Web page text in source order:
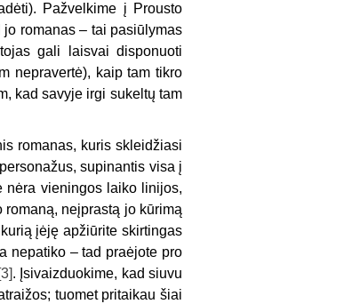
Pažvelkime į Prousto
romanas – tai pasiūlymas
gali laisvai disponuoti
nepravertė), kaip tam tikro
kad savyje irgi sukeltų tam
romanas, kuris skleidžiasi
supinantis visa į
nėra vieningos laiko linijos,
neįprastą jo kūrimą
įėję apžiūrite skirtingas
nepatiko – tad praėjote pro
[3]. Įsivaizduokime, kad siuvu
tuomet pritaikau šiai